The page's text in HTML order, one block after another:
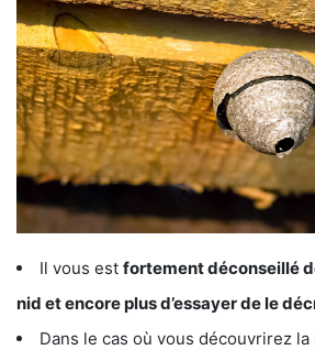
Il vous est fortement déconseillé
nid et encore plus d’essayer de le
Dans le cas où vous découvrirez